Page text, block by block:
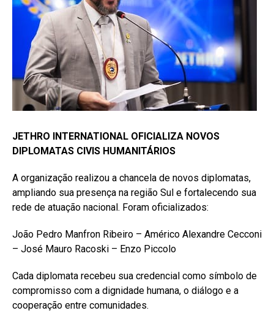
JETHRO INTERNATIONAL OFICIALIZA NOVOS
DIPLOMATAS CIVIS HUMANITÁRIOS
A organização realizou a chancela de novos diplomatas,
ampliando sua presença na região Sul e fortalecendo sua
rede de atuação nacional. Foram oficializados:
João Pedro Manfron Ribeiro – Américo Alexandre Cecconi
– José Mauro Racoski – Enzo Piccolo
Cada diplomata recebeu sua credencial como símbolo de
compromisso com a dignidade humana, o diálogo e a
cooperação entre comunidades.